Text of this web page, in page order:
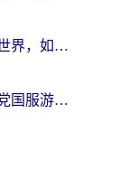
从纽约到暴风城：美国玩魔兽世界，如何找到你的最佳网络航线
日本怎么玩奥拉星不卡？海外党国服游戏加速器选择全攻略